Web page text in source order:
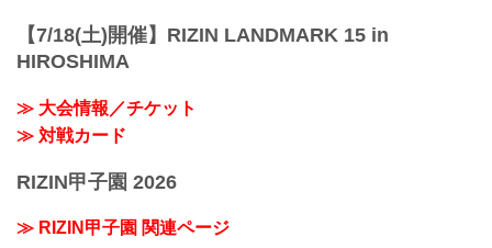
【7/18(土)開催】RIZIN LANDMARK 15 in
HIROSHIMA
≫ 大会情報／チケット
≫ 対戦カード
RIZIN甲子園 2026
≫ RIZIN甲子園 関連ページ